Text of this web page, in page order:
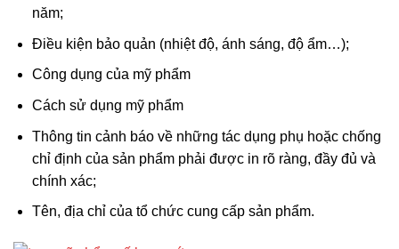
năm;
Điều kiện bảo quản (nhiệt độ, ánh sáng, độ ẩm…);
Công dụng của mỹ phẩm
Cách sử dụng mỹ phẩm
Thông tin cảnh báo về những tác dụng phụ hoặc chống
chỉ định của sản phẩm phải được in rõ ràng, đầy đủ và
chính xác;
Tên, địa chỉ của tổ chức cung cấp sản phẩm.